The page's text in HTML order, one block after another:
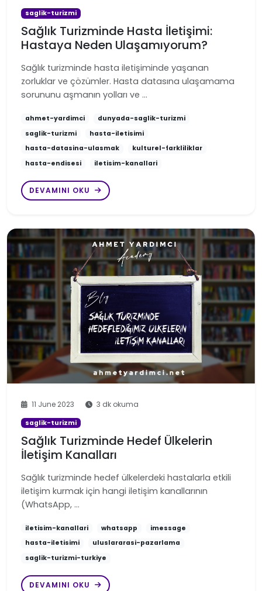
saglik-turizmi
Sağlık Turizminde Hasta İletişimi:
Hastaya Neden Ulaşamıyorum?
Sağlık turizminde hasta iletişiminde yaşanan
zorluklar ve çözümler. Hasta datasına ulaşamama
sorununu aşmanın yolları ve …
ahmet-yardimci
dunyada-saglik-turizmi
saglik-turizmi
hasta-iletisimi
hasta-datasina-ulasmak
kulturel-farkliliklar
hasta-endisesi
iletisim-kanallari
DEVAMINI OKU
11 June 2023 3 dk okuma
saglik-turizmi
Sağlık Turizminde Hedef Ülkelerin
İletişim Kanalları
Sağlık turizminde hedef ülkelerdeki hastalarla etkili
iletişim kurmak için hangi iletişim kanallarının
(WhatsApp, …
iletisim-kanallari whatsapp
imessage
hasta-iletisimi
uluslararasi-pazarlama
saglik-turizmi-turkiye
DEVAMINI OKU